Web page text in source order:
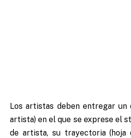
Los artistas deben entregar
artista) en el que se exprese el
de artista, su trayectoria (hoja